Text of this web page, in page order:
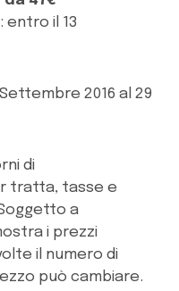
: entro il 13
Settembre 2016 al 29
di
tratta, tasse e
a
i prezzi
il numero di
può cambiare.